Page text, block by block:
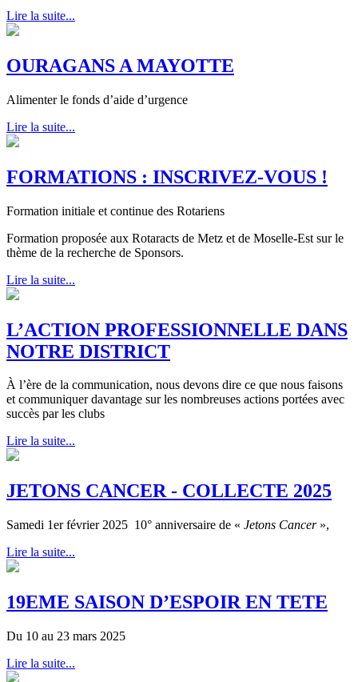
Lire la suite...
OURAGANS A MAYOTTE
Alimenter le fonds d’aide d’urgence
Lire la suite...
FORMATIONS : INSCRIVEZ-VOUS !
Formation initiale et continue des Rotariens
Formation proposée aux Rotaracts de Metz et de Moselle-Est sur le
thème de la recherche de Sponsors.
Lire la suite...
L’ACTION PROFESSIONNELLE DANS
NOTRE DISTRICT
À l’ère de la communication, nous devons dire ce que nous faisons
et communiquer davantage sur les nombreuses actions portées avec
succès par les clubs
Lire la suite...
JETONS CANCER - COLLECTE 2025
Samedi 1er février 2025 10° anniversaire de « Jetons Cancer »,
Lire la suite...
19EME SAISON D’ESPOIR EN TETE
Du 10 au 23 mars 2025
Lire la suite...